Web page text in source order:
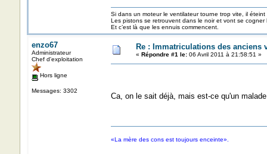
Si dans un moteur le ventilateur tourne trop vite, il éteint
Les pistons se retrouvent dans le noir et vont se
Et c’est là que les ennuis commencent.
enzo67
Administrateur
Chef d'exploitation
Hors ligne
Messages: 3302
Re : Immatriculations des anciens
« Répondre #1 le:06 Avril 2011 à 21:58:51 »
Ca, on le sait déjà, mais est-ce qu'un
«La mère des cons est toujours enceinte».